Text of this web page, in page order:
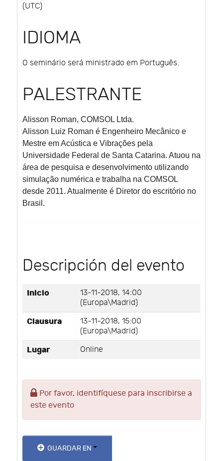
(UTC)
IDIOMA
O seminário será ministrado em Português.
PALESTRANTE
Alisson Roman, COMSOL Ltda.
Alisson Luiz Roman é Engenheiro Mecânico e
Mestre em Acústica e Vibrações pela
Universidade Federal de Santa Catarina. Atuou na
área de pesquisa e desenvolvimento utilizando
simulação numérica e trabalha na COMSOL
desde 2011. Atualmente é Diretor do escritório no
Brasil.
Descripción del evento
Inicio
13-11-2018, 14:00
(Europa\Madrid)
Clausura
13-11-2018, 15:00
(Europa\Madrid)
Lugar Online
Por favor, identifíquese para inscribirse a
este evento
GUARDAR EN